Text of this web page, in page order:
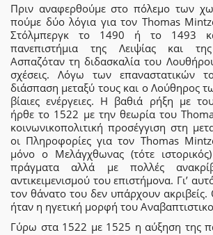
Πριν αναφερθούμε στο πόλεμο των
πούμε δύο λόγια για τον Thomas
Στόλμπεργκ το 1490 ή το 1493
πανεπιστήμια της Λειψίας και
Ασπαζόταν τη διδασκαλία του
σχέσεις. Λόγω των επαναστατικών
διάσπαση μεταξύ τους και ο Λούθηρος
βίαιες ενέργειες. Η βαθιά ρήξη με
ήρθε το 1522 με την θεωρία του
κοινωνικοπολιτική προσέγγιση στη
οι Πληροφορίες για τον Thomas
μόνο ο Μελάγχθωνας (τότε
πράγματα αλλά με πολλές
αντικειμενισμού του επιστήμονα. Γι’
τον θάνατο του δεν υπάρχουν
ήταν η ηγετική μορφή του
Γύρω στα 1522 με 1525 η αύξηση της